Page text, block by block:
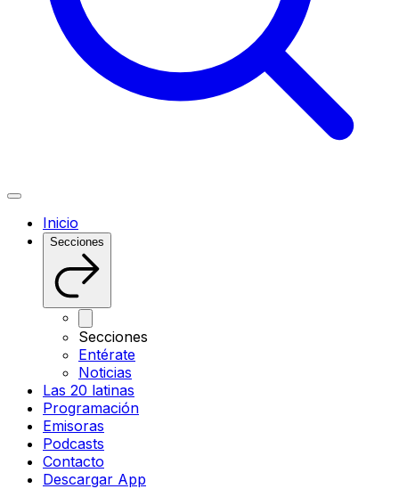
Inicio
Secciones
Secciones
Entérate
Noticias
Las 20 latinas
Programación
Emisoras
Podcasts
Contacto
Descargar App